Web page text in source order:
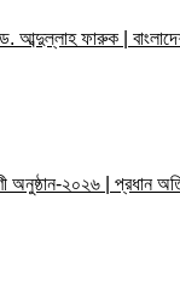
আব্দুল্লাহ ফারুক |
অনুষ্ঠান-২০২৬ |